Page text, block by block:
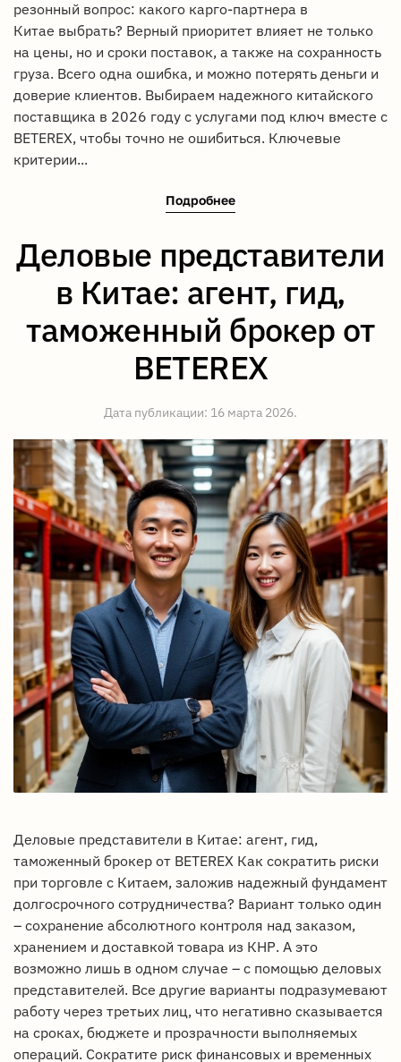
резонный вопрос: какого карго-партнера в
Китае выбрать? Верный приоритет влияет не только
на цены, но и сроки поставок, а также на сохранность
груза. Всего одна ошибка, и можно потерять деньги и
доверие клиентов. Выбираем надежного китайского
поставщика в 2026 году с услугами под ключ вместе с
BETEREX, чтобы точно не ошибиться. Ключевые
критерии...
Подробнее
Деловые представители
в Китае: агент, гид,
таможенный брокер от
BETEREX
Дата публикации: 16 марта 2026.
Деловые представители в Китае: агент, гид,
таможенный брокер от BETEREX Как сократить риски
при торговле с Китаем, заложив надежный фундамент
долгосрочного сотрудничества? Вариант только один
– сохранение абсолютного контроля над заказом,
хранением и доставкой товара из КНР. А это
возможно лишь в одном случае – с помощью деловых
представителей. Все другие варианты подразумевают
работу через третьих лиц, что негативно сказывается
на сроках, бюджете и прозрачности выполняемых
операций. Сократите риск финансовых и временных